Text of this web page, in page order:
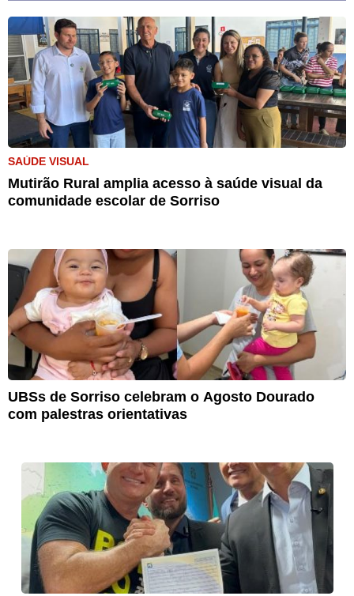
SAÚDE VISUAL
Mutirão Rural amplia acesso à saúde visual da
comunidade escolar de Sorriso
UBSs de Sorriso celebram o Agosto Dourado
com palestras orientativas